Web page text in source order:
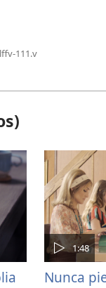
lffv-111.v
1:48
Nunca